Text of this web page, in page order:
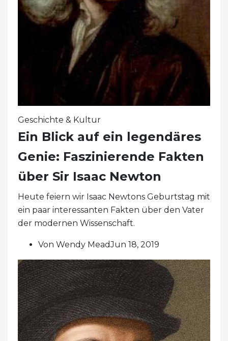
Geschichte & Kultur
Ein Blick auf ein legendäres
Genie: Faszinierende Fakten
über Sir Isaac Newton
Heute feiern wir Isaac Newtons Geburtstag mit
ein paar interessanten Fakten über den Vater
der modernen Wissenschaft.
Von Wendy MeadJun 18, 2019